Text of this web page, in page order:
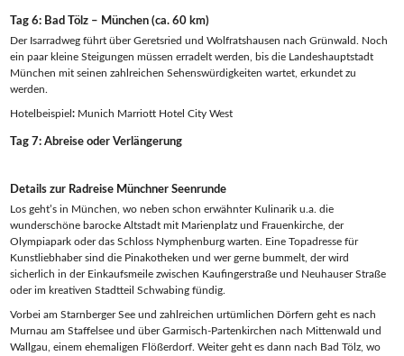
Tag 6: Bad Tölz – München (ca. 60 km)
Der Isarradweg führt über Geretsried und Wolfratshausen nach Grünwald. Noch
ein paar kleine Steigungen müssen erradelt werden, bis die Landeshauptstadt
München mit seinen zahlreichen Sehenswürdigkeiten wartet, erkundet zu
werden.
Hotelbeispiel: Munich Marriott Hotel City West
Tag 7: Abreise oder Verlängerung
Details zur Radreise Münchner Seenrunde
Los geht’s in München, wo neben schon erwähnter Kulinarik u.a. die
wunderschöne barocke Altstadt mit Marienplatz und Frauenkirche, der
Olympiapark oder das Schloss Nymphenburg warten. Eine Topadresse für
Kunstliebhaber sind die Pinakotheken und wer gerne bummelt, der wird
sicherlich in der Einkaufsmeile zwischen Kaufingerstraße und Neuhauser Straße
oder im kreativen Stadtteil Schwabing fündig.
Vorbei am Starnberger See und zahlreichen urtümlichen Dörfern geht es nach
Murnau am Staffelsee und über Garmisch-Partenkirchen nach Mittenwald und
Wallgau, einem ehemaligen Flößerdorf. Weiter geht es dann nach Bad Tölz, wo